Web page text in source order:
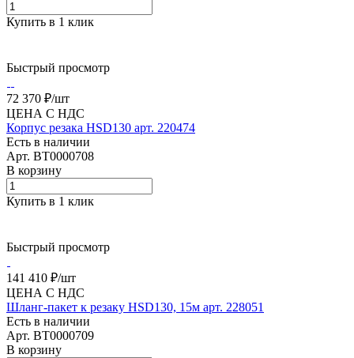
Купить в 1 клик
Быстрый просмотр
72 370 ₽/шт
ЦЕНА С НДС
Корпус резака HSD130 арт. 220474
Есть в наличии
Арт. BT0000708
В корзину
Купить в 1 клик
Быстрый просмотр
141 410 ₽/шт
ЦЕНА С НДС
Шланг-пакет к резаку HSD130, 15м арт. 228051
Есть в наличии
Арт. BT0000709
В корзину